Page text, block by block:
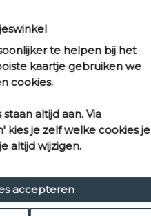
Zo krijgt ieder kaartje
een ontwerp op maat of
te helpen bij het
kaartje gebruiken we
cookies.
altijd aan. Via
kies je zelf welke cookies je
altijd wijzigen.
accepteren